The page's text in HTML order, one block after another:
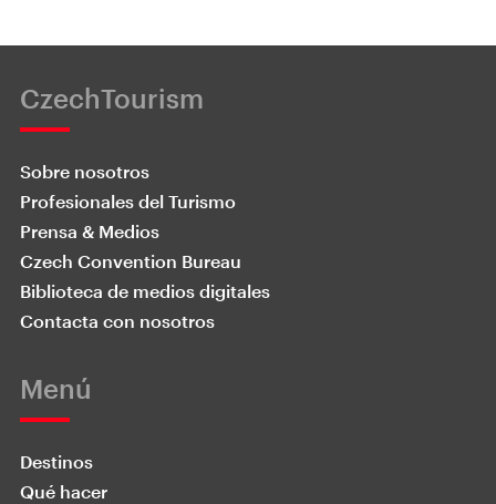
CzechTourism
Sobre nosotros
Profesionales del Turismo
Prensa & Medios
Czech Convention Bureau
Biblioteca de medios digitales
Contacta con nosotros
Menú
Destinos
Qué hacer